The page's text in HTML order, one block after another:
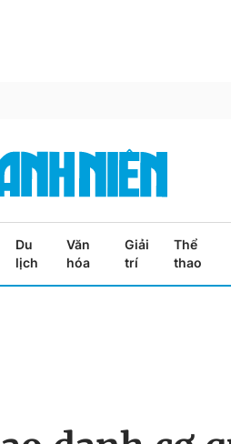
Du
lịch
Văn
hóa
Giải
trí
Thể
thao